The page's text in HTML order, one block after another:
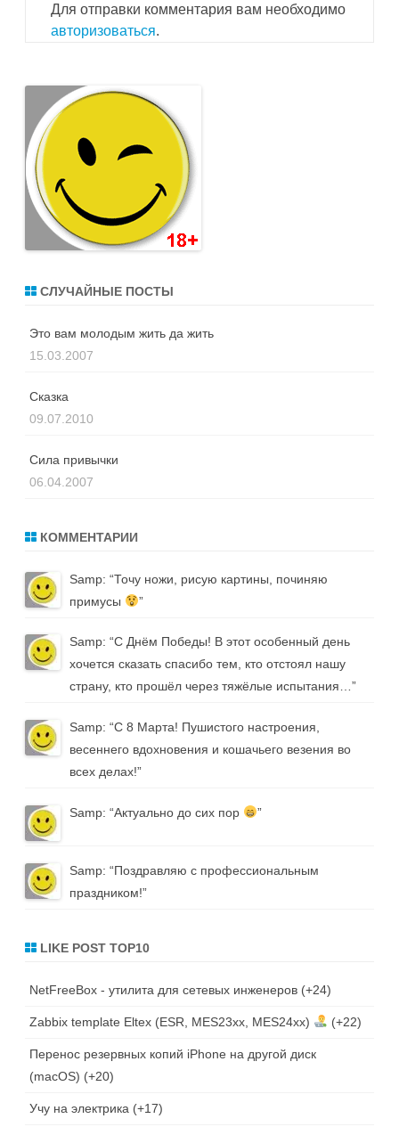
Для отправки комментария вам необходимо
авторизоваться.
СЛУЧАЙНЫЕ ПОСТЫ
Это вам молодым жить да жить
15.03.2007
Сказка
09.07.2010
Сила привычки
06.04.2007
КОММЕНТАРИИ
Samp: “Точу ножи, рисую картины, починяю
примусы
”
Samp: “С Днём Победы! В этот особенный день
хочется сказать спасибо тем, кто отстоял нашу
страну, кто прошёл через тяжёлые испытания…”
Samp: “С 8 Марта! Пушистого настроения,
весеннего вдохновения и кошачьего везения во
всех делах!”
Samp: “Актуально до сих пор ”
Samp: “Поздравляю с профессиональным
праздником!”
LIKE POST TOP10
NetFreeBox - утилита для сетевых инженеров +24
Zabbix template Eltex (ESR, MES23xx, MES24xx) +22
Перенос резервных копий iPhone на другой диск
(macOS)
+20
Учу на электрика +17